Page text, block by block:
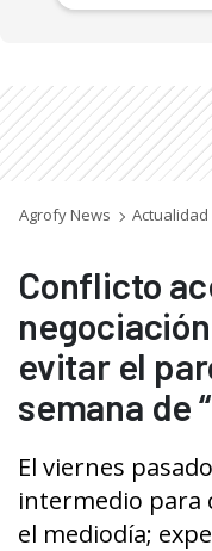
Agrofy News Actualidad
Conflicto
evitar el
semana de
El viernes
intermedio para
el mediodía;